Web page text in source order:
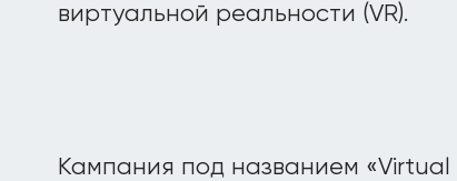
виртуальной реальности (VR).
Кампания под названием